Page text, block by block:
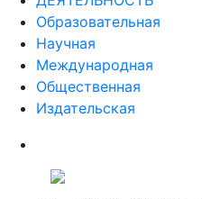
Образовательная
Научная
Международная
Общественная
Издательская